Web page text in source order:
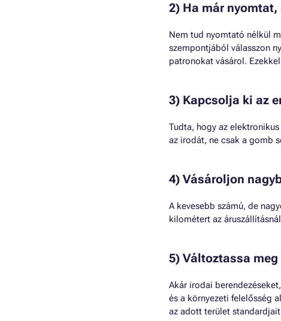
2) Ha már
Nem tud nyomtató nélkül
szempontjából válasszon
patronokat vásárol.
3) Kapcsolja ki az
Tudta, hogy az
az irodát, ne csak a gomb
4) Vásároljon
A kevesebb számú, de
kilométert az
5) Változtassa
Akár irodai
és a környezeti felelősség
az adott terület